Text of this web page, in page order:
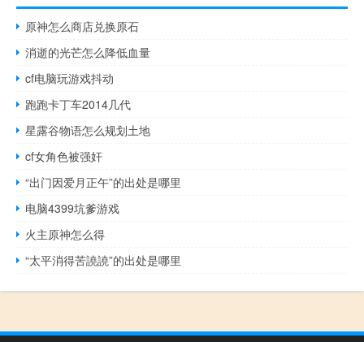
原神怎么商店兑换原石
消逝的光芒怎么降低血量
cf电脑玩游戏抖动
跑跑卡丁车2014几代
星露谷物语怎么规划土地
cf女角色被强奸
“出门因爱月正午”的出处是哪里
电脑4399坑爹游戏
火主原神怎么得
“太平消得苦譊譊”的出处是哪里